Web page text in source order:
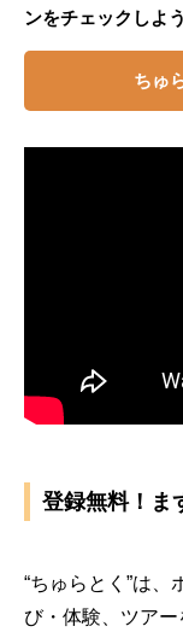
ンをチェックしよ
ちゅ
登録無料！ま
“ちゅらとく”は
び・体験、ツアー